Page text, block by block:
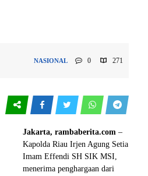
NASIONAL 0 271
Jakarta, rambaberita.com –
Kapolda Riau Irjen Agung Setia
Imam Effendi SH SIK MSI,
menerima penghargaan dari